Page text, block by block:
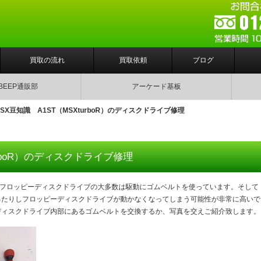
買取の流れ 買取依頼 ブログ
BEEP通販部 アーケード基板
豆知識 A1ST（MSXturboR）のディスクドライブ修理
）のディスクドライブ修理
ロッピーディスクドライブの大多数は駆動にゴムベルトを使っています。そして
りしフロッピーディスクドライブが動かなくなってしまう可能性が非常に高いで
スクドライブ内部にあるゴムベルトを交換するか、写真を交えご紹介致します。